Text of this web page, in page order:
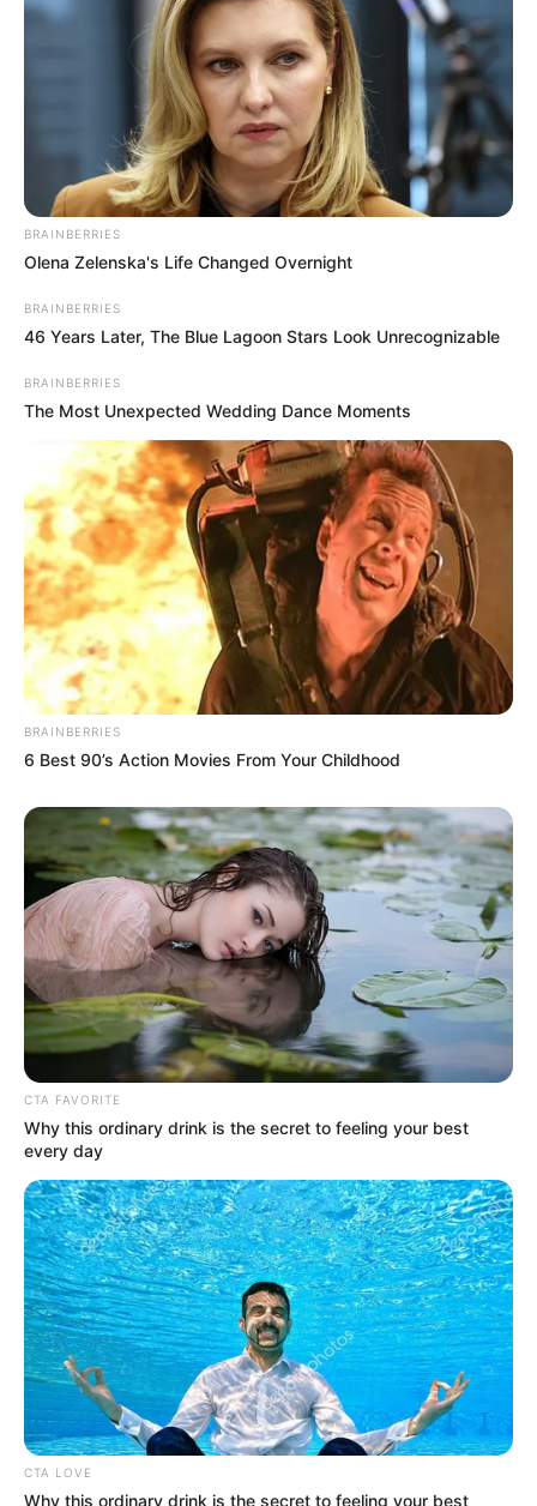
Tags Ambalal Patel Gujarat Gujarat News
Rain News
Weather
Weather News
અમારી યુટ્યુબ ચેનલ ને Subscribe કરો
Latest News
અમદાવાદમાં મેયરને જોતા જ 3 દિવસથી પાણીમાં
રહેલા લોકોનો બાટલો ફાટ્યો
2 weeks ago
‘વિદ્યાર્થીઓને મારવાનો આદેશ કોણે આપ્યો, પેલેટ
ગનનો ઉપયોગ કરવાની મંજુરી કોણે આપી? રાહુલ
ગાંધીએ અમિત શાહને પત્ર લખ્યો
BRAINBERRIES
Olena Zelenska's Life Changed Overnight
BRAINBERRIES
46 Years Later, The Blue Lagoon Stars Look Unrecognizable
BRAINBERRIES
The Most Unexpected Wedding Dance Moments
BRAINBERRIES
6 Best 90’s Action Movies From Your Childhood
CTA FAVORITE
Why this ordinary drink is the secret to feeling your best
every day
CTA LOVE
Why this ordinary drink is the secret to feeling your best